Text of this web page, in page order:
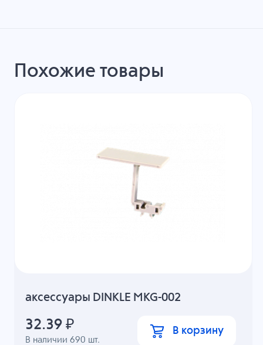
Похожие товары
аксессуары DINKLE MKG-002
В наличии690 шт.
32.39 ₽ В корзину